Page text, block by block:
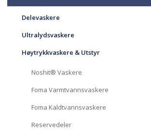
Delevaskere
Ultralydsvaskere
Høytrykkvaskere & Utstyr
Noshit® Vaskere
Foma Varmtvannsvaskere
Foma Kaldtvannsvaskere
Reservedeler